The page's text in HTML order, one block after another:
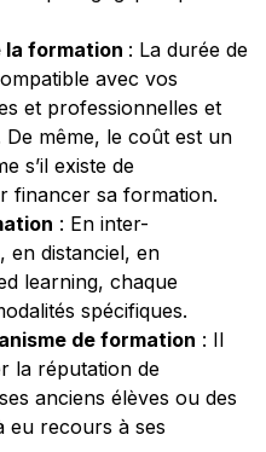
la formation : La durée de
avec vos
et professionnelles et
même, le coût est un
s’il existe de
financer sa formation.
: En inter-
en distanciel, en
learning, chaque
spécifiques.
de formation : Il
la réputation de
anciens élèves ou des
eu recours à ses